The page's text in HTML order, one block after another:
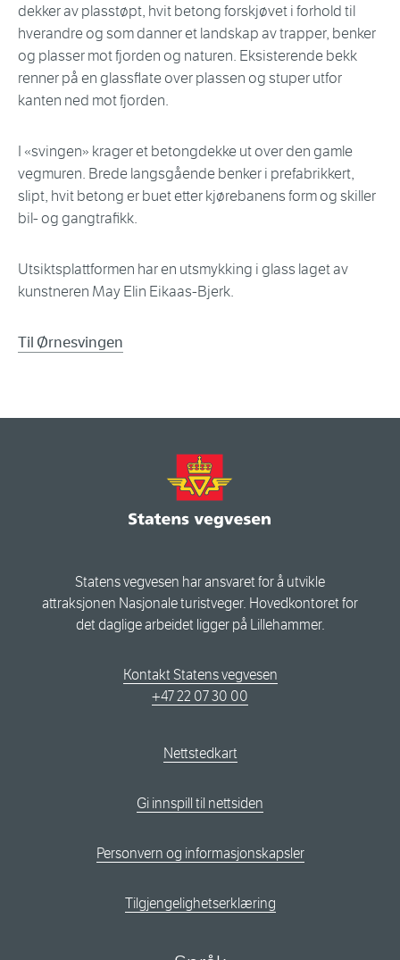
dekker av plasstøpt, hvit betong forskjøvet i forhold til
hverandre og som danner et landskap av trapper, benker
og plasser mot fjorden og naturen. Eksisterende bekk
renner på en glassflate over plassen og stuper utfor
kanten ned mot fjorden.
I «svingen» krager et betongdekke ut over den gamle
vegmuren. Brede langsgående benker i prefabrikkert,
slipt, hvit betong er buet etter kjørebanens form og skiller
bil- og gangtrafikk.
Utsiktsplattformen har en utsmykking i glass laget av
kunstneren May Elin Eikaas-Bjerk.
Til Ørnesvingen
Statens vegvesen har ansvaret for å utvikle
attraksjonen Nasjonale turistveger. Hovedkontoret for
det daglige arbeidet ligger på Lillehammer.
Kontakt Statens vegvesen
+47 22 07 30 00
Nettstedkart
Gi innspill til nettsiden
Personvern og informasjonskapsler
Tilgjengelighetserklæring